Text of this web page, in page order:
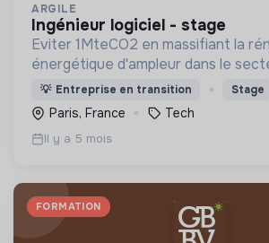
ARGILE
ingénieur logiciel - stage
Eviter 1MteCO2 en massifiant la
énergétique d'ampleur dans le
grâce à l'IA
💡 Entreprise en transition Stage
Paris, France Tech
Il y a 5 mois
FORMATION